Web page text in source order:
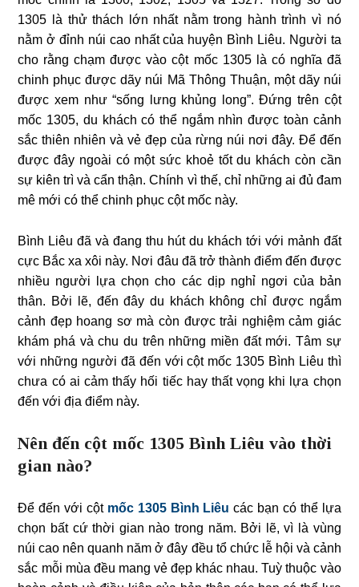
1305 là thử thách lớn nhất nằm trong hành trình vì nó
nằm ở đỉnh núi cao nhất của huyện Bình Liêu. Người ta
cho rằng chạm được vào cột mốc 1305 là có nghĩa đã
chinh phục được dãy núi Mã Thông Thuận, một dãy núi
được xem như “sống lưng khủng long”. Đứng trên cột
mốc 1305, du khách có thể ngắm nhìn được toàn cảnh
sắc thiên nhiên và vẻ đẹp của rừng núi nơi đây. Để đến
được đây ngoài có một sức khoẻ tốt du khách còn cần
sự kiên trì và cẩn thận. Chính vì thế, chỉ những ai đủ đam
mê mới có thể chinh phục cột mốc này.
Bình Liêu đã và đang thu hút du khách tới với mảnh đất
cực Bắc xa xôi này. Nơi đâu đã trở thành điểm đến được
nhiều người lựa chọn cho các dịp nghỉ ngơi của bản
thân. Bởi lẽ, đến đây du khách không chỉ được ngắm
cảnh đẹp hoang sơ mà còn được trải nghiệm cảm giác
khám phá và chu du trên những miền đất mới. Tâm sự
với những người đã đến với cột mốc 1305 Bình Liêu thì
chưa có ai cảm thấy hối tiếc hay thất vọng khi lựa chọn
đến với địa điểm này.
Nên đến cột mốc 1305 Bình Liêu vào thời
gian nào?
Để đến với cột mốc 1305 Bình Liêu các bạn có thể lựa
chọn bất cứ thời gian nào trong năm. Bởi lẽ, vì là vùng
núi cao nên quanh năm ở đây đều tổ chức lễ hội và cảnh
sắc mỗi mùa đều mang vẻ đẹp khác nhau. Tuỳ thuộc vào